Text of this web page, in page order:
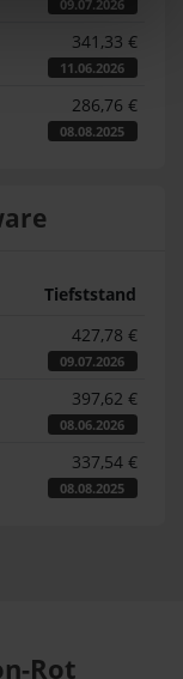
09.07.2026
341,33 €
11.06.2026
286,76 €
08.08.2025
Tiefststand
427,78 €
09.07.2026
397,62 €
08.06.2026
337,54 €
08.08.2025
Rot